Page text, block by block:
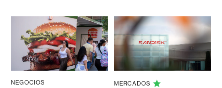
NEGOCIOS MERCADOS